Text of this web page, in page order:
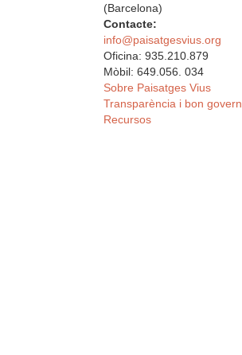
(Barcelona)
Contacte:
info@paisatgesvius.org
Oficina: 935.210.879
Mòbil: 649.056. 034
Sobre Paisatges Vius
Transparència i bon govern
Recursos